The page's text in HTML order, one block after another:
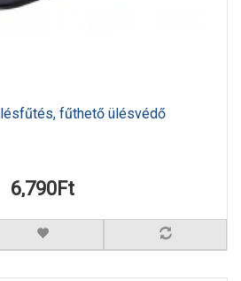
fűthető ülésvédő
6,790Ft